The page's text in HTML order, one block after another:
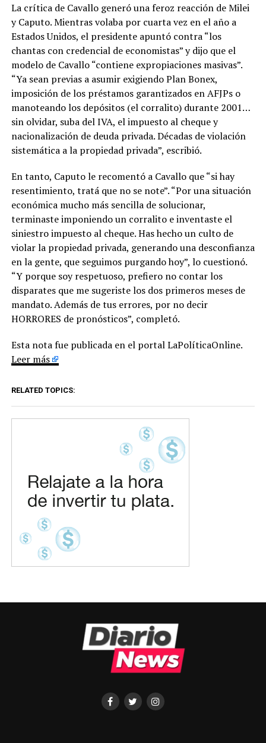
La crítica de Cavallo generó una feroz reacción de Milei
y Caputo. Mientras volaba por cuarta vez en el año a
Estados Unidos, el presidente apuntó contra “los
chantas con credencial de economistas” y dijo que el
modelo de Cavallo “contiene expropiaciones masivas”.
“Ya sean previas a asumir exigiendo Plan Bonex,
imposición de los préstamos garantizados en AFJPs o
manoteando los depósitos (el corralito) durante 2001…
sin olvidar, suba del IVA, el impuesto al cheque y
nacionalización de deuda privada. Décadas de violación
sistemática a la propiedad privada”, escribió.
En tanto, Caputo le recomentó a Cavallo que “si hay
resentimiento, tratá que no se note”. “Por una situación
económica mucho más sencilla de solucionar,
terminaste imponiendo un corralito e inventaste el
siniestro impuesto al cheque. Has hecho un culto de
violar la propiedad privada, generando una desconfianza
en la gente, que seguimos purgando hoy”, lo cuestionó.
“Y porque soy respetuoso, prefiero no contar los
disparates que me sugeriste los dos primeros meses de
mandato. Además de tus errores, por no decir
HORRORES de pronósticos”, completó.
Esta nota fue publicada en el portal LaPolíticaOnline.
Leer más
RELATED TOPICS: